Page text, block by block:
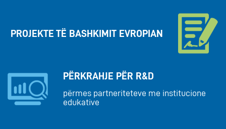
PROJEKTE TË BASHKIMIT EVROPIAN
PËRKRAHJE PËR R&D
përmes partneriteteve me institucione
edukative